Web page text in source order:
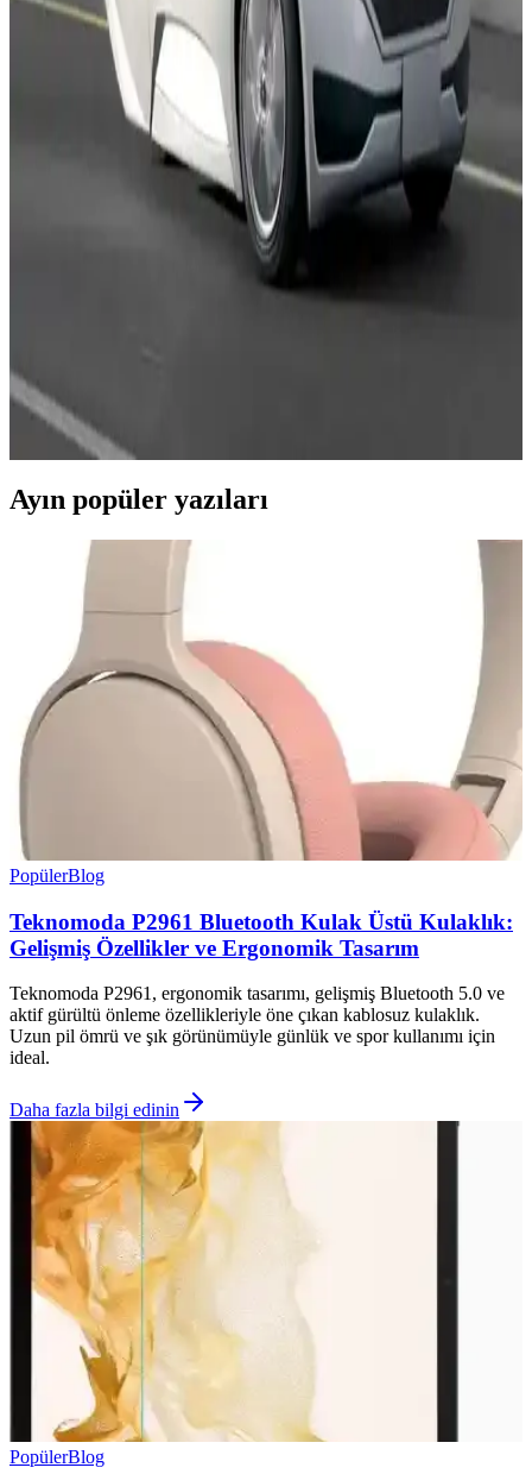
Türkiye'de En Uygun Elektrikli Arabalar ve Bütçe
Dostu Seçenekler Rehberi
Türkiye'deki uygun fiyatlı elektrikli araçlar, modeller ve fiyatlar
hakkında kapsamlı bilgiler sunuyoruz. Ekonomik ve performanslı
seçeneklerle şehir içi ulaşımı kolaylaştırın.
Elektrikli Arabaların Tarihçesi ve Günümüzdeki
Teknolojik Gelişmeleri
Elektrikli araçların tarihsel gelişimi, teknolojik ilerlemeleri ve
günümüzdeki durumu hakkında kapsamlı bilgi içeren makale.
Kompakt, ekonomik ve çevre dostu tek kişilik elektrikli arabalar,
şehir içi ulaşımda yeni trendleri ve modelleriyle pratik çözümler
sunuyor.
Ayın popüler yazıları
PopülerBlog
Teknomoda P2961 Bluetooth Kulak Üstü Kulaklık:
Gelişmiş Özellikler ve Ergonomik Tasarım
Teknomoda P2961, ergonomik tasarımı, gelişmiş Bluetooth 5.0 ve
aktif gürültü önleme özellikleriyle öne çıkan kablosuz kulaklık.
Uzun pil ömrü ve şık görünümüyle günlük ve spor kullanımı için
ideal.
Daha fazla bilgi edinin
PopülerBlog